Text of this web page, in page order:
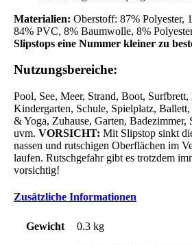
Materialien: Oberstoff: 87% Polyester,
84% PVC, 8% Baumwolle, 8%
Slipstops eine Nummer kleiner zu
Nutzungsbereiche:
Pool, See, Meer, Strand, Boot,
Kindergarten, Schule, Spielplatz, Ballett,
& Yoga, Zuhause, Garten, Badezimmer,
uvm.VORSICHT: Mit Slipstop sinkt
nassen und rutschigen Oberflächen im
laufen. Rutschgefahr gibt es trotzdem
vorsichtig!
Zusätzliche Informationen
Gewicht 0.3 kg